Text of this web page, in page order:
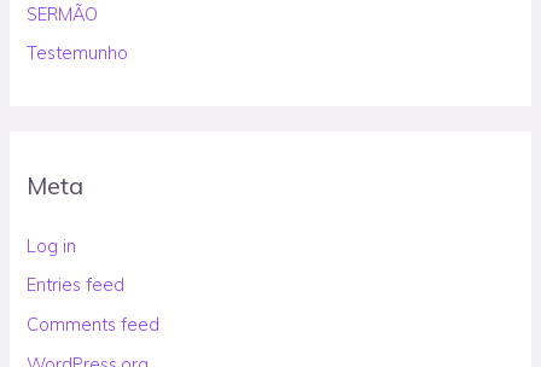
SERMÃO
Testemunho
Meta
Log in
Entries feed
Comments feed